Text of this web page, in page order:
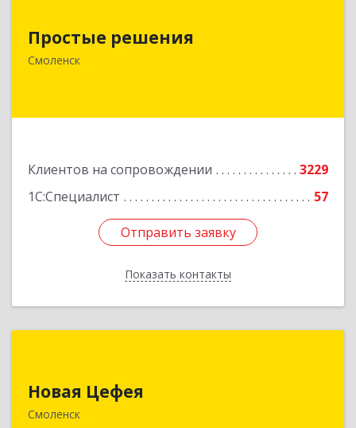
Простые решения
Смоленск
Клиентов на сопровождении
3229
1С:Специалист
57
Отправить заявку
Показать контакты
214015, Смоленская обл, Смоленск г, Большая
Отправить заявку
Назад
Новая Цефея
Смоленск
214018, Смоленская обл, Смоленск г, Раевского